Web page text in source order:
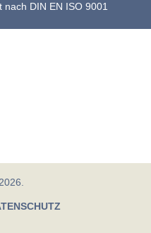
nach DIN EN ISO 9001